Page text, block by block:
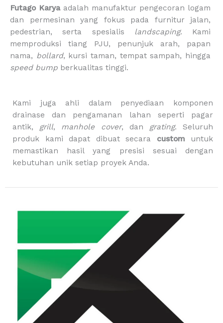
e
b
o
o
k
t
a
g
r
a
m
t
o
k
t
u
b
e
p
p
i
n
g
-
Futago Karyaadalah manufaktur pengecoran logam
dan permesinan yang fokus pada furnitur jalan,
pedestrian, serta spesialis landscaping. Kami
memproduksi tiang PJU, penunjuk arah, papan
nama, bollard, kursi taman, tempat sampah, hingga
speed bump berkualitas tinggi.
Kami juga ahli dalam penyediaan komponen
drainase dan pengamanan lahan seperti pagar
antik, grill, manhole cover, dan grating. Seluruh
produk kami dapat dibuat secara custom untuk
memastikan hasil yang presisi sesuai dengan
kebutuhan unik setiap proyek Anda.